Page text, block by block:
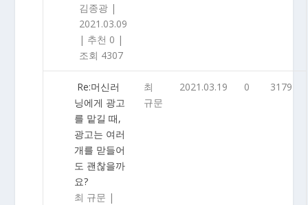
김종광 |
2021.03.09
| 추천 0 |
조회 4307
Re:머신러
닝에게 광고
를 맡길 때,
광고는 여러
개를 맏들어
도 괜찮을까
요?
최 규문 |
최
규문
2021.03.19 0 3179